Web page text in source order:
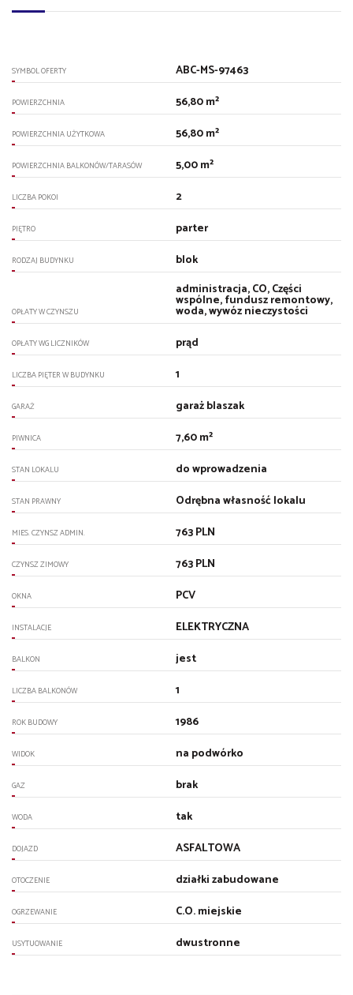
SYMBOL OFERTY ABC-MS-97463
POWIERZCHNIA 56,80 m²
POWIERZCHNIA UŻYTKOWA 56,80 m²
POWIERZCHNIA BALKONÓW/TARASÓW 5,00 m²
LICZBA POKOI 2
PIĘTRO parter
RODZAJ BUDYNKU blok
OPŁATY W CZYNSZU
administracja, CO, Części
wspólne, fundusz remontowy,
woda, wywóz nieczystości
OPŁATY WG LICZNIKÓW prąd
LICZBA PIĘTER W BUDYNKU 1
GARAŻ garaż blaszak
PIWNICA 7,60 m²
STAN LOKALU do wprowadzenia
STAN PRAWNY Odrębna własność lokalu
MIES. CZYNSZ ADMIN. 763 PLN
CZYNSZ ZIMOWY 763 PLN
OKNA PCV
INSTALACJE ELEKTRYCZNA
BALKON jest
LICZBA BALKONÓW 1
ROK BUDOWY 1986
WIDOK na podwórko
GAZ brak
WODA tak
DOJAZD ASFALTOWA
OTOCZENIE działki zabudowane
OGRZEWANIE C.O. miejskie
USYTUOWANIE dwustronne